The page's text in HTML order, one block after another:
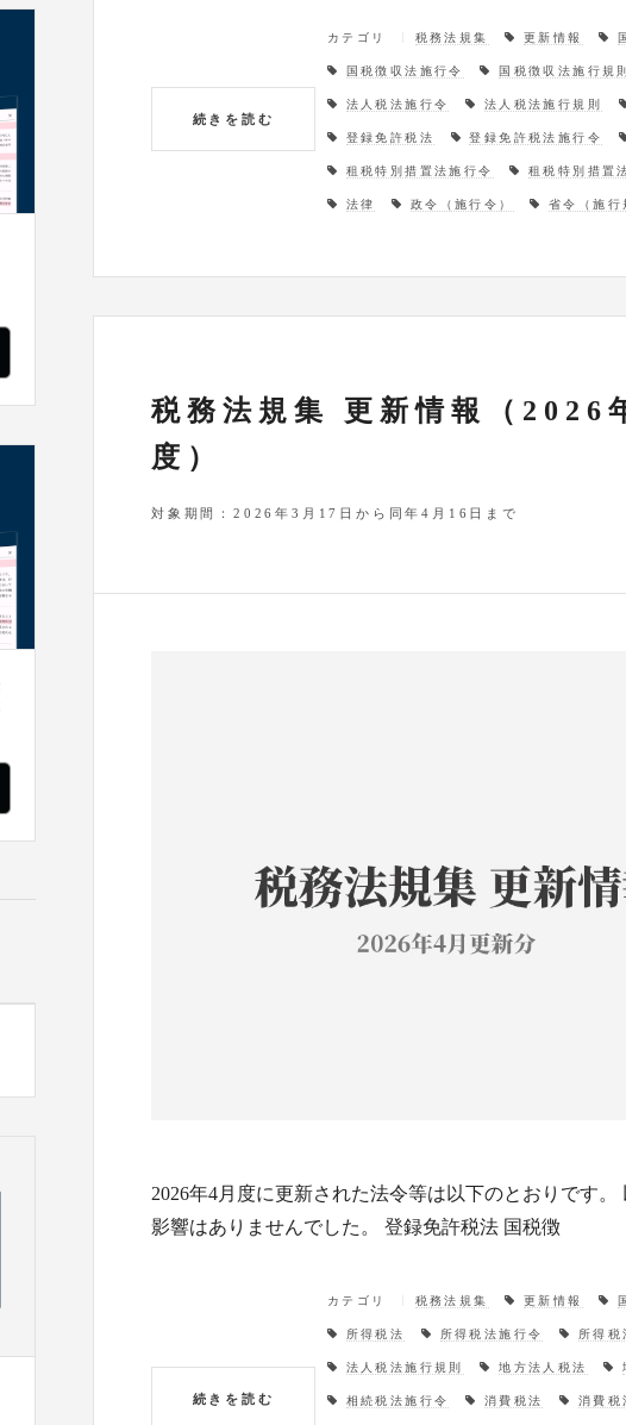
続きを読む
カテゴリ 税務法規集 更新情報
国税徴収法施行令 国税徴収法施行規
法人税法施行令 法人税法施行規則
登録免許税法 登録免許税法施行令
租税特別措置法施行令 租税特別措置
法律 政令（施行令） 省令（施行
税務法規集 更新情報（2026
度）
対象期間：2026年3月17日から同年4月16日まで
2026年4月度に更新された法令等は以下のとおりです
影響はありませんでした。 登録免許税法 国税徴
続きを読む
カテゴリ 税務法規集 更新情報
所得税法 所得税法施行令 所得税
法人税法施行規則 地方法人税法
相続税法施行令 消費税法 消費税